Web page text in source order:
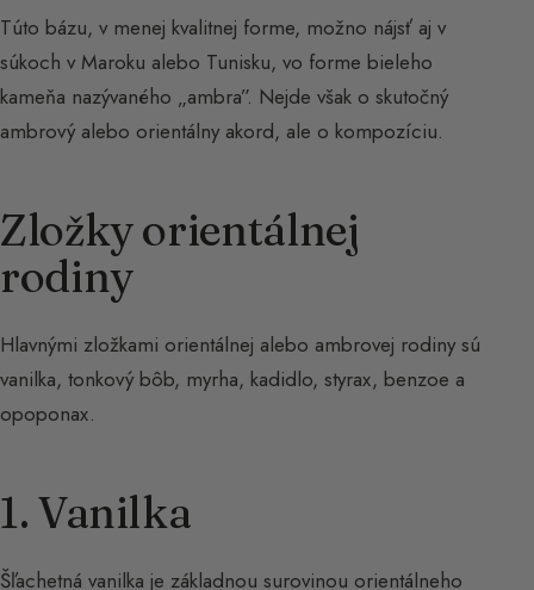
Túto bázu, v menej kvalitnej forme, možno nájsť aj v
súkoch v Maroku alebo Tunisku, vo forme bieleho
kameňa nazývaného „ambra”. Nejde však o skutočný
ambrový alebo orientálny akord, ale o kompozíciu.
Zložky orientálnej
rodiny
Hlavnými zložkami orientálnej alebo ambrovej rodiny sú
vanilka, tonkový bôb, myrha, kadidlo, styrax, benzoe a
opoponax.
1. Vanilka
Šľachetná vanilka je základnou surovinou orientálneho